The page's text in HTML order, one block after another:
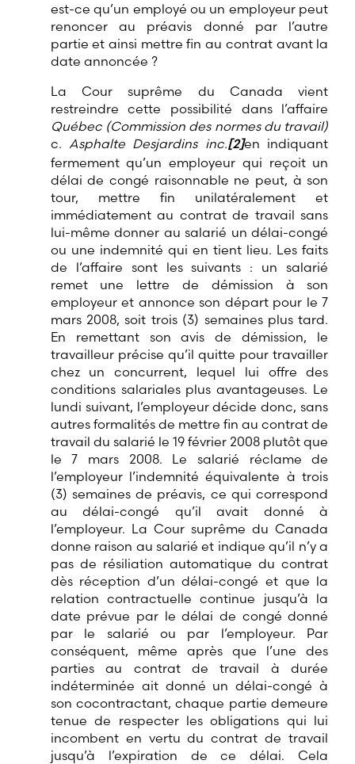
est-ce qu’un employé ou un employeur peut
renoncer au préavis donné par l’autre
partie et ainsi mettre fin au contrat avant la
date annoncée ?
La Cour suprême du Canada vient
restreindre cette possibilité dans l’affaire
Québec (Commission des normes du travail)
c. Asphalte Desjardins inc.[2]en indiquant
fermement qu’un employeur qui reçoit un
délai de congé raisonnable ne peut, à son
tour, mettre fin unilatéralement et
immédiatement au contrat de travail sans
lui-même donner au salarié un délai-congé
ou une indemnité qui en tient lieu. Les faits
de l’affaire sont les suivants : un salarié
remet une lettre de démission à son
employeur et annonce son départ pour le 7
mars 2008, soit trois (3) semaines plus tard.
En remettant son avis de démission, le
travailleur précise qu’il quitte pour travailler
chez un concurrent, lequel lui offre des
conditions salariales plus avantageuses. Le
lundi suivant, l’employeur décide donc, sans
autres formalités de mettre fin au contrat de
travail du salarié le 19 février 2008 plutôt que
le 7 mars 2008. Le salarié réclame de
l’employeur l’indemnité équivalente à trois
(3) semaines de préavis, ce qui correspond
au délai-congé qu’il avait donné à
l’employeur. La Cour suprême du Canada
donne raison au salarié et indique qu’il n’y a
pas de résiliation automatique du contrat
dès réception d’un délai-congé et que la
relation contractuelle continue jusqu’à la
date prévue par le délai de congé donné
par le salarié ou par l’employeur. Par
conséquent, même après que l’une des
parties au contrat de travail à durée
indéterminée ait donné un délai-congé à
son cocontractant, chaque partie demeure
tenue de respecter les obligations qui lui
incombent en vertu du contrat de travail
jusqu’à l’expiration de ce délai. Cela